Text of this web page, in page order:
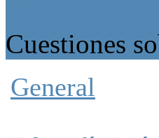
Cuestiones
General